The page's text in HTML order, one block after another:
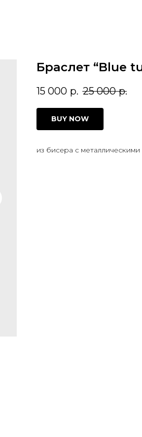
Браслет “Blue
15 000 р. 25 000 р.
BUY NOW
из бисера с